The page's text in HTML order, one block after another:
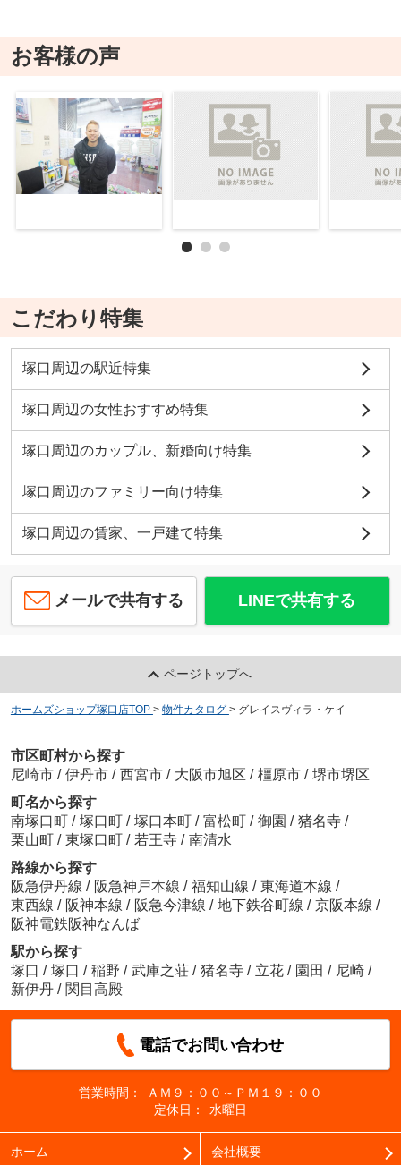
お客様の声
こだわり特集
塚口周辺の駅近特集
塚口周辺の女性おすすめ特集
塚口周辺のカップル、新婚向け特集
塚口周辺のファミリー向け特集
塚口周辺の賃家、一戸建て特集
メールで共有する LINEで共有する
ページトップへ
ホームズショップ塚口店TOP > 物件カタログ > グレイスヴィラ・ケイ
市区町村から探す
尼崎市 / 伊丹市 / 西宮市 / 大阪市旭区 / 橿原市 / 堺市堺区
町名から探す
南塚口町 / 塚口町 / 塚口本町 / 富松町 / 御園 / 猪名寺 /
栗山町 / 東塚口町 / 若王寺 / 南清水
路線から探す
阪急伊丹線 / 阪急神戸本線 / 福知山線 / 東海道本線 /
東西線 / 阪神本線 / 阪急今津線 / 地下鉄谷町線 / 京阪本線 /
阪神電鉄阪神なんば
駅から探す
塚口 / 塚口 / 稲野 / 武庫之荘 / 猪名寺 / 立花 / 園田 / 尼崎 /
新伊丹 / 関目高殿
電話でお問い合わせ
営業時間：
ＡＭ９：００～ＰＭ１９：００
定休日：
水曜日
ホーム 会社概要